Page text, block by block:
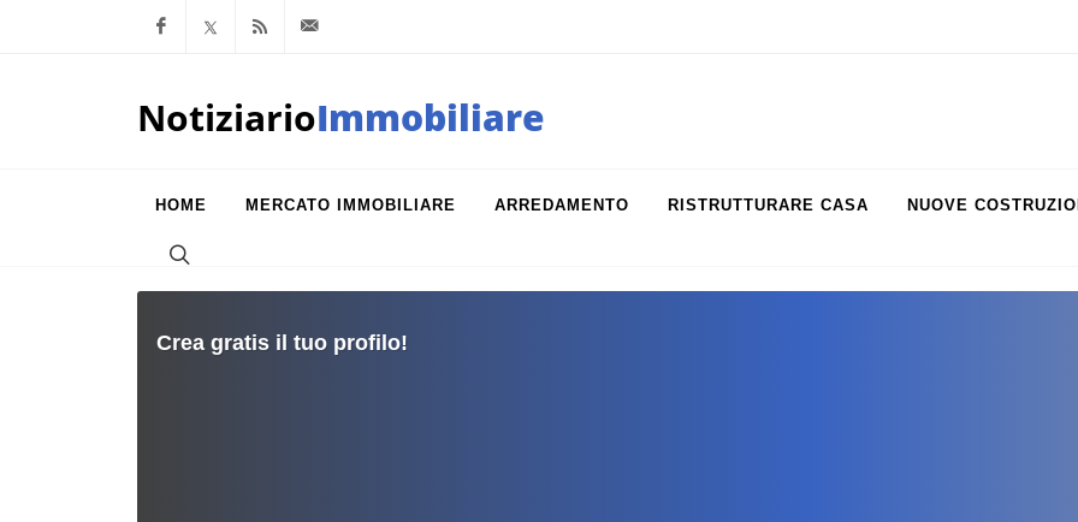
Facebook
x.com Feed RSS
NotiziarioImmobiliare
HOME MERCATO IMMOBILIARE ARREDAMENTO RISTRUTTURARE CASA NUOVE
Crea gratis il tuo profilo!